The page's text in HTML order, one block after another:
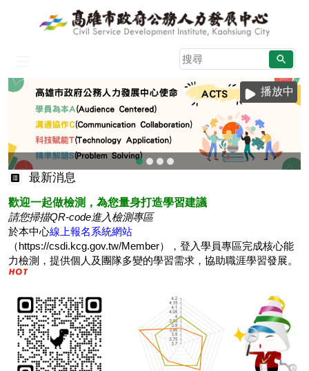
跳到主要內容區塊
搜
尋
::: 播放中
目
顯
示
圖
片:
高
雄
府
公
務
人
最新消息
歡迎一起做檢測，為您量身打造學習建議
請您掃描QR-code進入檢測專區
於本中心線上報名系統網站
（https://csdi.kcg.gov.tw/Member），登入學員專區完成核心能
力檢測，提供個人及團隊多變的學習需求，協助職涯學習發展。